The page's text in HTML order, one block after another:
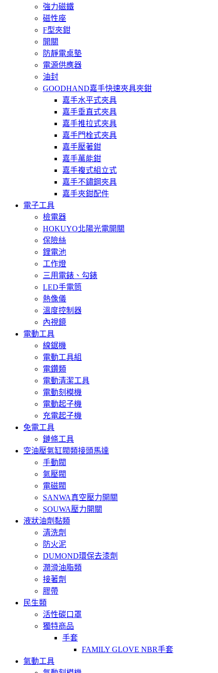
強力磁鐵
磁性座
F型夾鉗
開關
防靜電桌墊
電源供應器
油封
GOODHAND嘉手快速夾具夾鉗
嘉手水平式夾具
嘉手垂直式夾具
嘉手推拉式夾具
嘉手門栓式夾具
嘉手壓著鉗
嘉手萬能鉗
嘉手複式組立式
嘉手不鏽鋼夾具
嘉手夾鉗配件
電子工具
檢電器
HOKUYO北陽光電開關
保險絲
鋰電池
工作燈
三用電錶、勾錶
LED手電筒
熱像儀
溫度控制器
內視鏡
電動工具
線鋸機
電動工具組
電鑽類
電動清潔工具
電動刻模機
電動起子機
充電起子機
免電工具
鏈條工具
空油壓氣缸閥類接頭馬達
手動閥
氣壓閥
電磁閥
SANWA真空壓力開關
SOUWA壓力開關
液狀油劑黏類
清洗劑
防火泥
DUMOND環保去漆劑
潤滑油脂類
接著劑
膠帶
民生類
活性碳口罩
獨特商品
手套
FAMILY GLOVE NBR手套
氣動工具